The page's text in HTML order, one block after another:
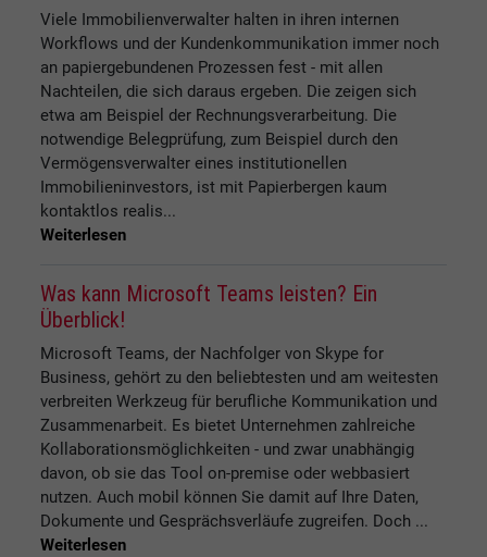
Viele Immobilienverwalter halten in ihren internen
Workflows und der Kundenkommunikation immer noch
an papiergebundenen Prozessen fest - mit allen
Nachteilen, die sich daraus ergeben. Die zeigen sich
etwa am Beispiel der Rechnungsverarbeitung. Die
notwendige Belegprüfung, zum Beispiel durch den
Vermögensverwalter eines institutionellen
Immobilieninvestors, ist mit Papierbergen kaum
kontaktlos realis...
Weiterlesen
Was kann Microsoft Teams leisten? Ein
Überblick!
Microsoft Teams, der Nachfolger von Skype for
Business, gehört zu den beliebtesten und am weitesten
verbreiten Werkzeug für berufliche Kommunikation und
Zusammenarbeit. Es bietet Unternehmen zahlreiche
Kollaborationsmöglichkeiten - und zwar unabhängig
davon, ob sie das Tool on-premise oder webbasiert
nutzen. Auch mobil können Sie damit auf Ihre Daten,
Dokumente und Gesprächsverläufe zugreifen. Doch ...
Weiterlesen